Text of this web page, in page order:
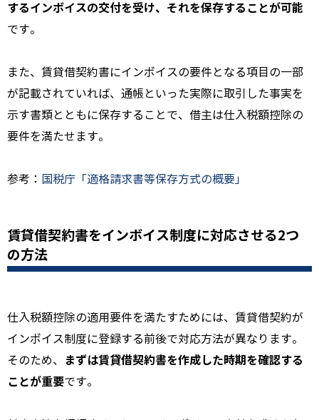
するインボイスの交付を受け、それを保存することが可能
です。
また、賃貸借契約書にインボイスの要件となる項目の一部
が記載されていれば、通帳といった実際に取引した事実を
示す書類とともに保存することで、借主は仕入税額控除の
要件を満たせます。
参考： 国税庁「適格請求書等保存方式の概要」
賃貸借契約書をインボイス制度に対応させる2つ
の方法
仕入税額控除の適用要件を満たすためには、賃貸借契約が
インボイス制度に登録する前後で対応方法が異なります。
そのため、
まずは賃貸借契約書を作成した時期を確認する
ことが重要です。